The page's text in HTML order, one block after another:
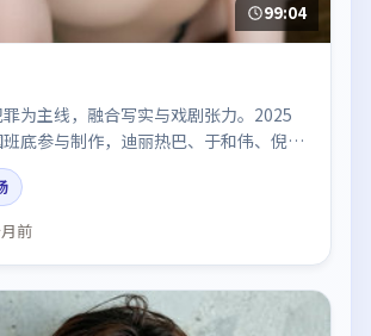
99:04
为主线，融合写实与戏剧张力。2025
底参与制作，迪丽热巴、于和伟、倪
龙在片中呈现细腻表演，影像风格统
强化了情绪曲线。
前